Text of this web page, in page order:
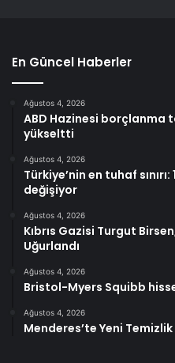
En Güncel Haberler
Ağustos 4, 2026
ABD Hazinesi borçlanma
yükseltti
Ağustos 4, 2026
Türkiye’nin en tuhaf
değişiyor
Ağustos 4, 2026
Kıbrıs Gazisi Turgut
Uğurlandı
Ağustos 4, 2026
Bristol-Myers Squibb
Ağustos 4, 2026
Menderes’te Yeni